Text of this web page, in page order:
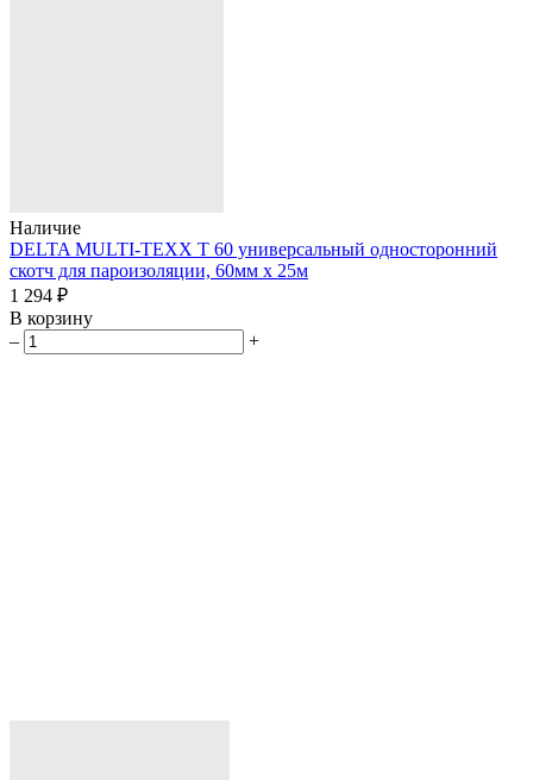
Наличие
DELTA MULTI-TEXX T 60 универсальный односторонний
скотч для пароизоляции, 60мм х 25м
1 294 ₽
В корзину
–
+